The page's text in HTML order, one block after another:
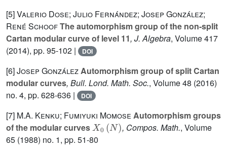
[5]Valerio Dose; Julio Fernández; Josep González;
René SchoofThe automorphism group of the non-split
Cartan modular curve of level 11, J. Algebra, Volume 417
(2014), pp. 95-102 |
DOI
[6]Josep GonzálezAutomorphism group of split Cartan
modular curves, Bull. Lond. Math. Soc., Volume 48 (2016)
no. 4, pp. 628-636 |
DOI
[7] M.A. Kenku; Fumiyuki Momose Automorphism groups
of the modular curves
X 0(N)
, Compos. Math., Volume
65 (1988) no. 1, pp. 51-80